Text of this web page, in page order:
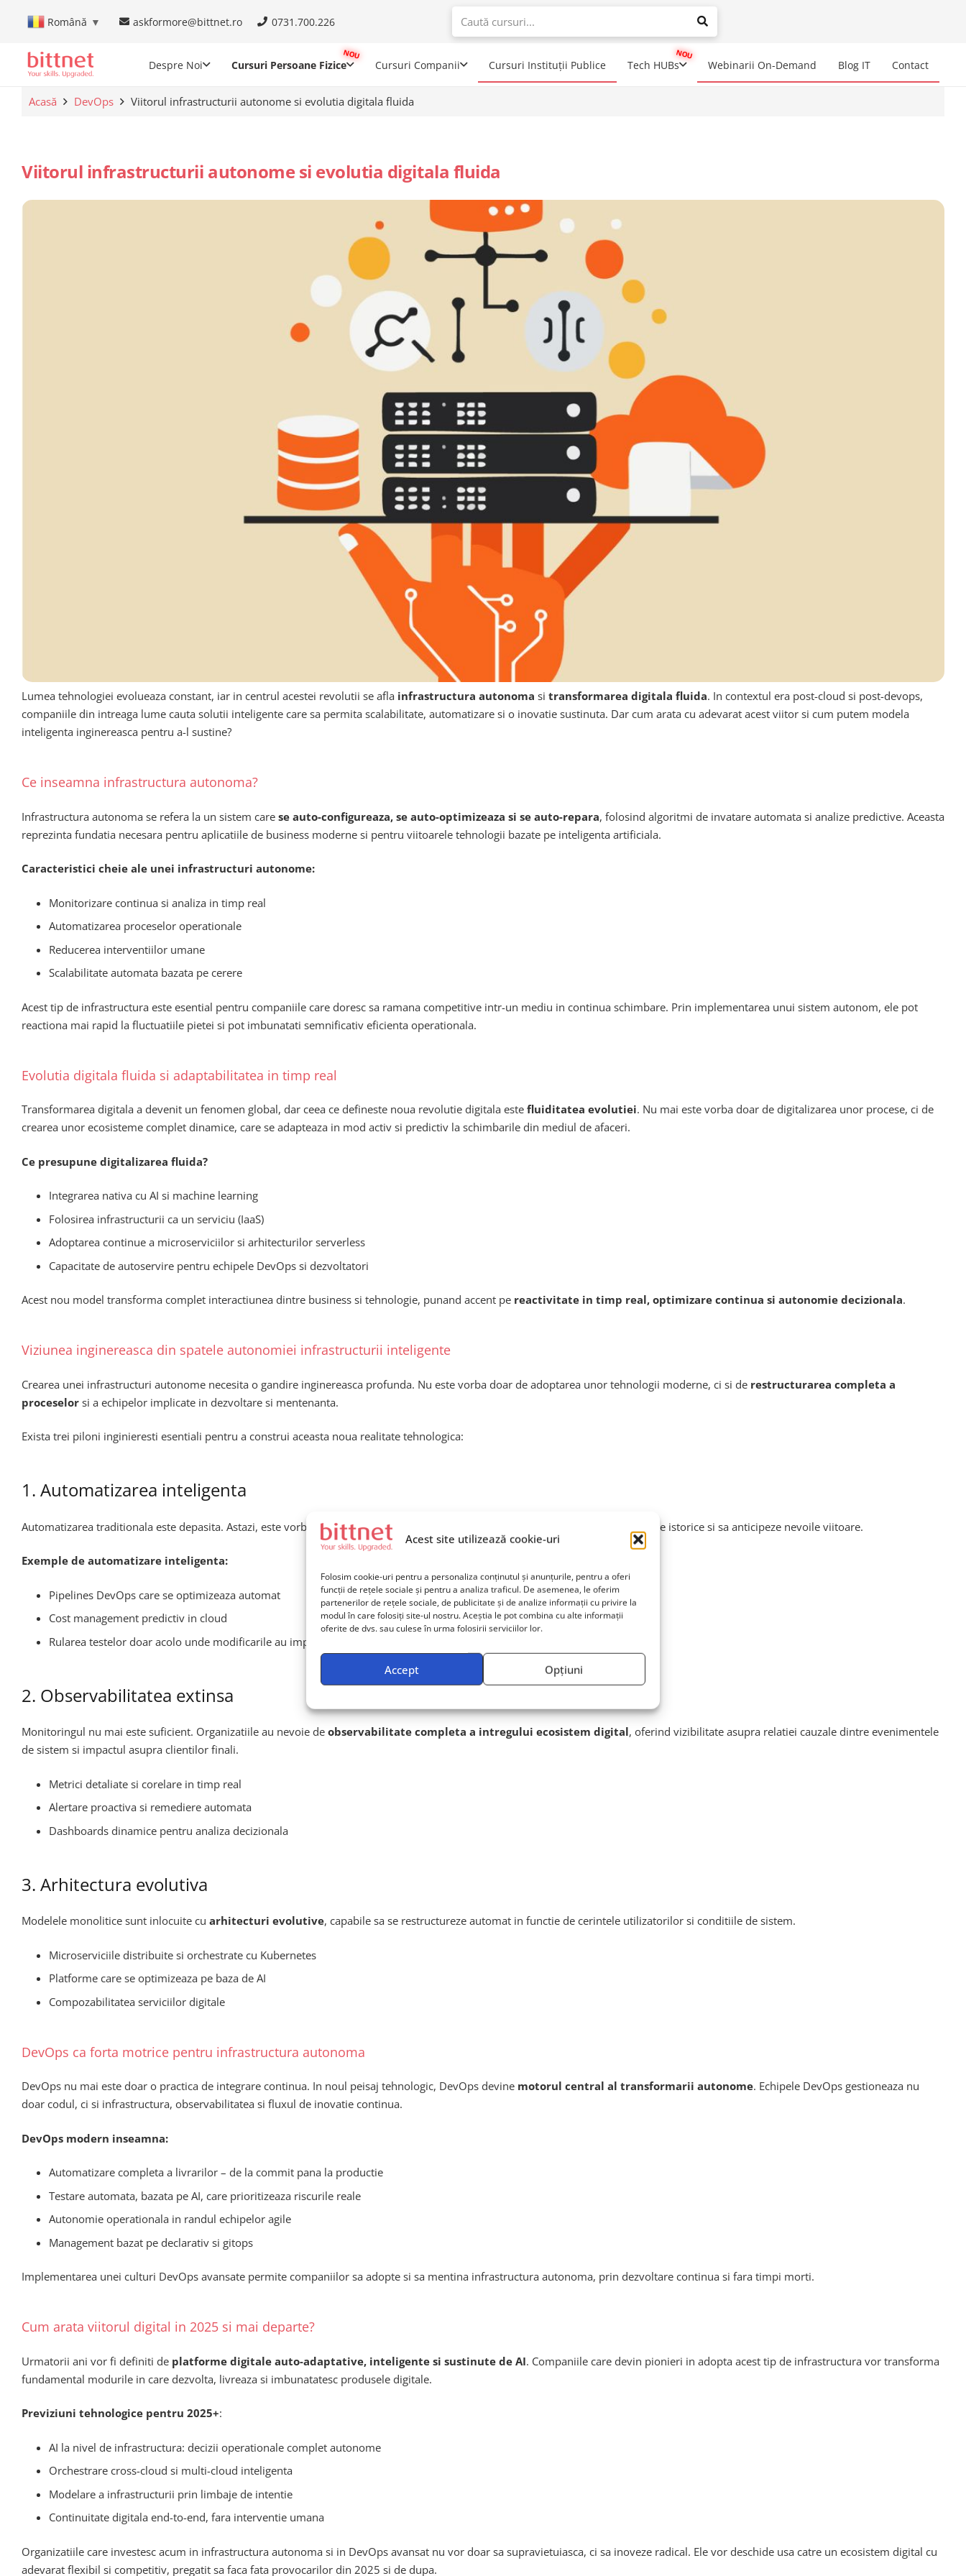
Acest site utilizează cookie-uri
Folosim cookie-uri pentru a personaliza conținutul și anunțurile, pentru a oferi
funcții de rețele sociale și pentru a analiza traficul. De asemenea, le oferim
partenerilor de rețele sociale, de publicitate și de analize informații cu privire la
modul în care folosiți site-ul nostru. Aceștia le pot combina cu alte informații
oferite de dvs. sau culese în urma folosirii serviciilor lor.
Accept Opțiuni
Română ▼ askformore@bittnet.ro 0731.700.226
When autocomplete results are available use up and down arrows to
Despre Noi Cursuri Persoane Fizice Cursuri Companii Cursuri Instituții Publice Tech HUBs Webinarii On-Demand Blog IT Contact
Acasă DevOps Viitorul infrastructurii autonome si evolutia digitala fluida
Viitorul infrastructurii autonome si evolutia digitala fluida
Lumea tehnologiei evolueaza constant, iar in centrul acestei revolutii se afla infrastructura autonoma si transformarea digitala fluida. In contextul era post-cloud si post-devops,
companiile din intreaga lume cauta solutii inteligente care sa permita scalabilitate, automatizare si o inovatie sustinuta. Dar cum arata cu adevarat acest viitor si cum putem modela
inteligenta inginereasca pentru a-l sustine?
Ce inseamna infrastructura autonoma?
Infrastructura autonoma se refera la un sistem care se auto-configureaza, se auto-optimizeaza si se auto-repara, folosind algoritmi de invatare automata si analize predictive. Aceasta
reprezinta fundatia necesara pentru aplicatiile de business moderne si pentru viitoarele tehnologii bazate pe inteligenta artificiala.
Caracteristici cheie ale unei infrastructuri autonome:
Monitorizare continua si analiza in timp real
Automatizarea proceselor operationale
Reducerea interventiilor umane
Scalabilitate automata bazata pe cerere
Acest tip de infrastructura este esential pentru companiile care doresc sa ramana competitive intr-un mediu in continua schimbare. Prin implementarea unui sistem autonom, ele pot
reactiona mai rapid la fluctuatiile pietei si pot imbunatati semnificativ eficienta operationala.
Evolutia digitala fluida si adaptabilitatea in timp real
Transformarea digitala a devenit un fenomen global, dar ceea ce defineste noua revolutie digitala este fluiditatea evolutiei. Nu mai este vorba doar de digitalizarea unor procese, ci de
crearea unor ecosisteme complet dinamice, care se adapteaza in mod activ si predictiv la schimbarile din mediul de afaceri.
Ce presupune digitalizarea fluida?
Integrarea nativa cu AI si machine learning
Folosirea infrastructurii ca un serviciu (IaaS)
Adoptarea continue a microserviciilor si arhitecturilor serverless
Capacitate de autoservire pentru echipele DevOps si dezvoltatori
Acest nou model transforma complet interactiunea dintre business si tehnologie, punand accent pe reactivitate in timp real, optimizare continua si autonomie decizionala.
Viziunea inginereasca din spatele autonomiei infrastructurii inteligente
Crearea unei infrastructuri autonome necesita o gandire inginereasca profunda. Nu este vorba doar de adoptarea unor tehnologii moderne, ci si de restructurarea completa a
proceselor si a echipelor implicate in dezvoltare si mentenanta.
Exista trei piloni inginieresti esentiali pentru a construi aceasta noua realitate tehnologica:
1. Automatizarea inteligenta
Automatizarea traditionala este depasita. Astazi, este vorba de automatizare bazata pe date, capabila sa invete din comportamente istorice si sa anticipeze nevoile viitoare.
Exemple de automatizare inteligenta:
Pipelines DevOps care se optimizeaza automat
Cost management predictiv in cloud
Rularea testelor doar acolo unde modificarile au impact real
2. Observabilitatea extinsa
Monitoringul nu mai este suficient. Organizatiile au nevoie de observabilitate completa a intregului ecosistem digital, oferind vizibilitate asupra relatiei cauzale dintre evenimentele
de sistem si impactul asupra clientilor finali.
Metrici detaliate si corelare in timp real
Alertare proactiva si remediere automata
Dashboards dinamice pentru analiza decizionala
3. Arhitectura evolutiva
Modelele monolitice sunt inlocuite cu arhitecturi evolutive, capabile sa se restructureze automat in functie de cerintele utilizatorilor si conditiile de sistem.
Microserviciile distribuite si orchestrate cu Kubernetes
Platforme care se optimizeaza pe baza de AI
Compozabilitatea serviciilor digitale
DevOps ca forta motrice pentru infrastructura autonoma
DevOps nu mai este doar o practica de integrare continua. In noul peisaj tehnologic, DevOps devine motorul central al transformarii autonome. Echipele DevOps gestioneaza nu
doar codul, ci si infrastructura, observabilitatea si fluxul de inovatie continua.
DevOps modern inseamna:
Automatizare completa a livrarilor – de la commit pana la productie
Testare automata, bazata pe AI, care prioritizeaza riscurile reale
Autonomie operationala in randul echipelor agile
Management bazat pe declarativ si gitops
Implementarea unei culturi DevOps avansate permite companiilor sa adopte si sa mentina infrastructura autonoma, prin dezvoltare continua si fara timpi morti.
Cum arata viitorul digital in 2025 si mai departe?
Urmatorii ani vor fi definiti de platforme digitale auto-adaptative, inteligente si sustinute de AI. Companiile care devin pionieri in adopta acest tip de infrastructura vor transforma
fundamental modurile in care dezvolta, livreaza si imbunatatesc produsele digitale.
Previziuni tehnologice pentru 2025+:
AI la nivel de infrastructura: decizii operationale complet autonome
Orchestrare cross-cloud si multi-cloud inteligenta
Modelare a infrastructurii prin limbaje de intentie
Continuitate digitala end-to-end, fara interventie umana
Organizatiile care investesc acum in infrastructura autonoma si in DevOps avansat nu vor doar sa supravietuiasca, ci sa inoveze radical. Ele vor deschide usa catre un ecosistem digital cu
adevarat flexibil si competitiv, pregatit sa faca fata provocarilor din 2025 si de dupa.